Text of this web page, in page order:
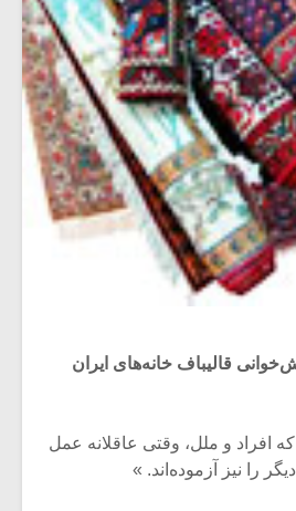
قالیباف خانه‌های ایران
افراد و ملل، وقتی عاقلانه عمل
را نیز آزموده‌اند. »